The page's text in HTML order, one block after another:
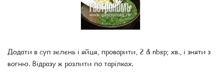
Додати в суп зелень і яйця, проварити, 2 & nbsp; хв., і зняти з
вогню. Відразу ж розлити по тарілках.